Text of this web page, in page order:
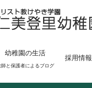
幼稚園の生活
師と保護者によるブログ
採用情報